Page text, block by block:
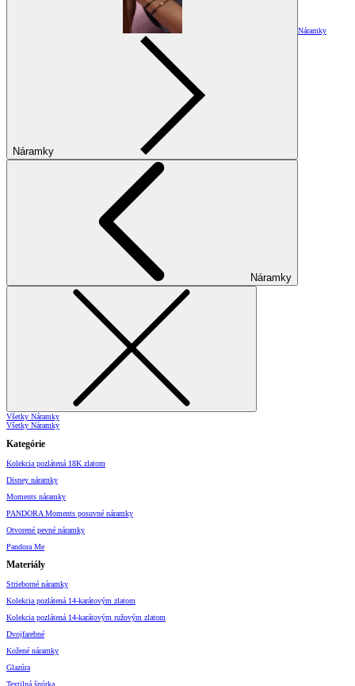
Náramky
Náramky
Náramky
Všetky Náramky
Všetky Náramky
Kategórie
Kolekcia pozlátená 18K zlatom
Disney náramky
Moments náramky
PANDORA Moments posuvné náramky
Otvorené pevné náramky
Pandora Me
Materiály
Strieborné náramky
Kolekcia pozlátená 14-karátovým zlatom
Kolekcia pozlátená 14-karátovým ružovým zlatom
Dvojfarebné
Kožené náramky
Glazúra
Textilná šnúrka